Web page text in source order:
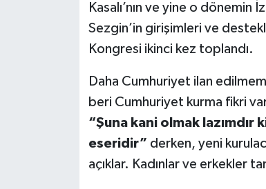
Kasalı’nın ve yine o dönemin
Sezgin’in girişimleri ve
Kongresi ikinci kez toplandı.
Daha Cumhuriyet ilan
beri Cumhuriyet kurma fikri
“Şuna kani olmak
eseridir” derken, yeni
açıklar. Kadınlar ve erkekler